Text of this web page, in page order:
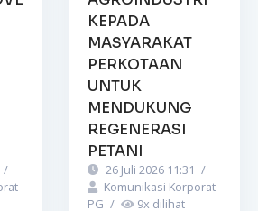
/
KEPADA
MASYARAKAT
PERKOTAAN
UNTUK
MENDUKUNG
REGENERASI
PETANI
26 Juli 2026 11:31 /
Komunikasi Korporat
PG / 9x dilihat